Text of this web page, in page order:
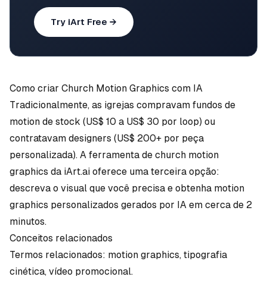
Try iArt Free →
Como criar Church Motion Graphics com IA
Tradicionalmente, as igrejas compravam fundos de
motion de stock (US$ 10 a US$ 30 por loop) ou
contratavam designers (US$ 200+ por peça
personalizada). A ferramenta de church motion
graphics da iArt.ai oferece uma terceira opção:
descreva o visual que você precisa e obtenha motion
graphics personalizados gerados por IA em cerca de 2
minutos.
Conceitos relacionados
Termos relacionados: motion graphics, tipografia
cinética, vídeo promocional.